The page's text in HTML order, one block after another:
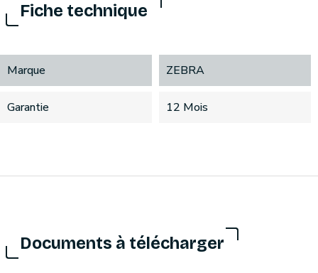
Fiche technique
Marque ZEBRA
Garantie 12 Mois
Documents à télécharger